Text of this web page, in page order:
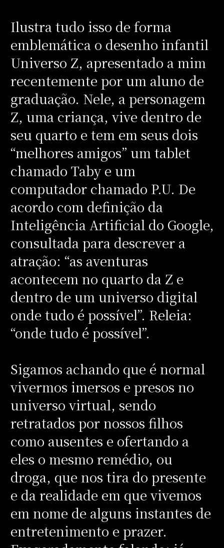
Ilustra tudo isso de forma
emblemática o desenho infantil
Universo Z, apresentado a mim
recentemente por um aluno de
graduação. Nele, a personagem
Z, uma criança, vive dentro de
seu quarto e tem em seus dois
“melhores amigos” um tablet
chamado Taby e um
computador chamado P.U. De
acordo com definição da
Inteligência Artificial do Google,
consultada para descrever a
atração: “as aventuras
acontecem no quarto da Z e
dentro de um universo digital
onde tudo é possível”. Releia:
“onde tudo é possível”.
Sigamos achando que é normal
vivermos imersos e presos no
universo virtual, sendo
retratados por nossos filhos
como ausentes e ofertando a
eles o mesmo remédio, ou
droga, que nos tira do presente
e da realidade em que vivemos
em nome de alguns instantes de
entretenimento e prazer.